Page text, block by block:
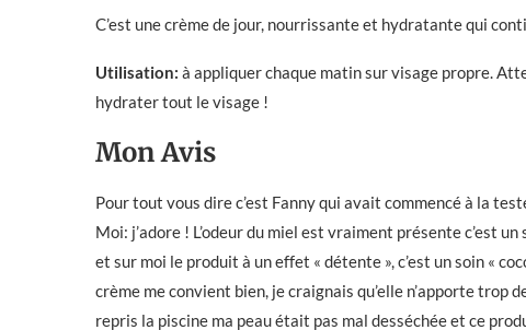
C’est une crème de jour, nourrissante et hydratante qui
Utilisation: à appliquer chaque matin sur visage propre.
hydrater tout le visage !
Mon Avis
Pour tout vous dire c’est Fanny qui avait commencé à la
Moi: j’adore ! L’odeur du miel est vraiment présente c’est
et sur moi le produit à un effet « détente », c’est un soin «
crème me convient bien, je craignais qu’elle n’apporte trop
repris la piscine ma peau était pas mal desséchée et ce